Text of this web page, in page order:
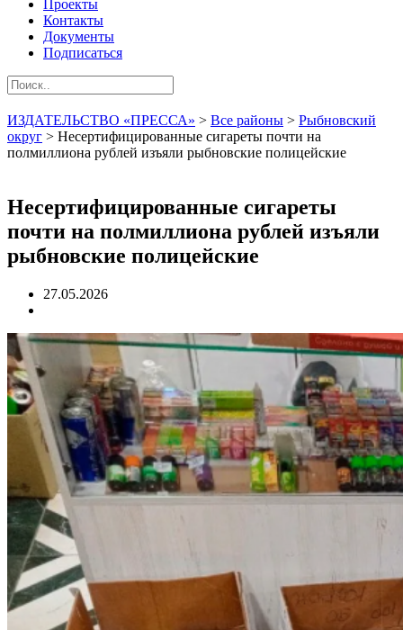
Проекты
Контакты
Документы
Подписаться
ИЗДАТЕЛЬСТВО «ПРЕССА» > Все районы > Рыбновский
округ > Несертифицированные сигареты почти на
полмиллиона рублей изъяли рыбновские полицейские
Несертифицированные сигареты
почти на полмиллиона рублей изъяли
рыбновские полицейские
27.05.2026